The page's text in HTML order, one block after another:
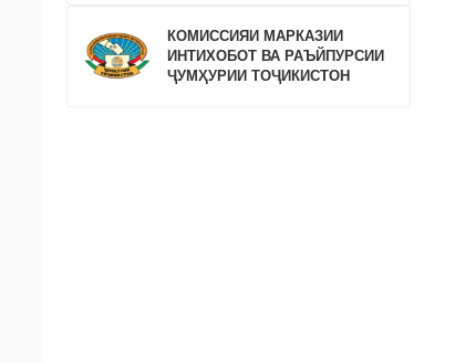
КОМИССИЯИ МАРКАЗИИ
ИНТИХОБОТ ВА РАЪЙПУРСИИ
ҶУМҲУРИИ ТОҶИКИСТОН